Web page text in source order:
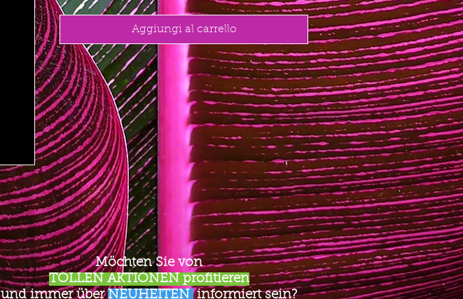
Aggiungi al carrello
Möchten Sie von
TOLLEN AKTIONEN profitieren
und immer überNEUHEITEN informiert sein?